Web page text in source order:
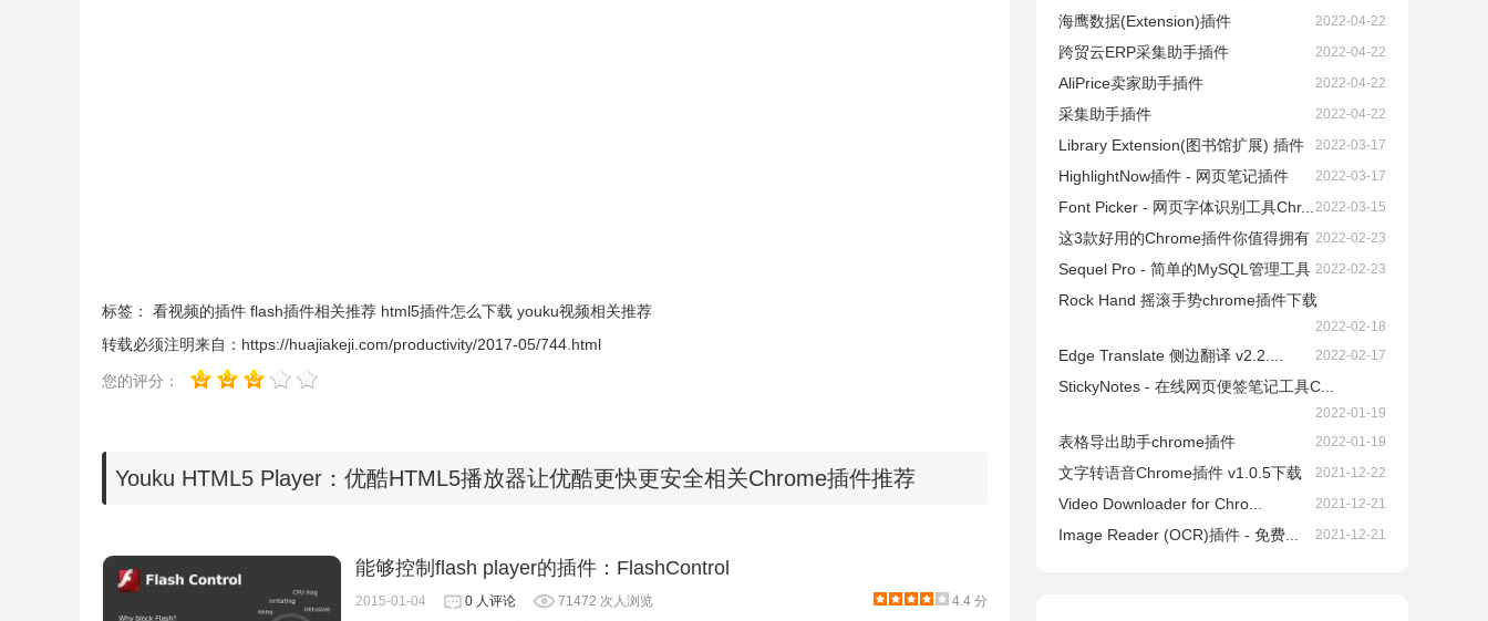
标签： 看视频的插件 flash插件相关推荐 html5插件怎么下载 youku视频相关推荐
转载必须注明来自： https://huajiakeji.com/productivity/2017-05/744.html
您的评分：
Youku HTML5 Player：优酷HTML5播放器让优酷更快更安全相关Chrome插件推荐
能够控制flash player的插件：FlashControl
2015-01-04 0 人评论 71472 次人浏览 4.4 分
海鹰数据(Extension)插件 2022-04-22
跨贸云ERP采集助手插件 2022-04-22
AliPrice卖家助手插件 2022-04-22
采集助手插件 2022-04-22
Library Extension(图书馆扩展) 插件 2022-03-17
HighlightNow插件 - 网页笔记插件 2022-03-17
Font Picker - 网页字体识别工具Chr... 2022-03-15
这3款好用的Chrome插件你值得拥有 2022-02-23
Sequel Pro - 简单的MySQL管理工具 2022-02-23
Rock Hand 摇滚手势chrome插件下载
2022-02-18
Edge Translate 侧边翻译 v2.2.... 2022-02-17
StickyNotes - 在线网页便签笔记工具C...
2022-01-19
表格导出助手chrome插件 2022-01-19
文字转语音Chrome插件 v1.0.5下载 2021-12-22
Video Downloader for Chro... 2021-12-21
Image Reader (OCR)插件 - 免费... 2021-12-21